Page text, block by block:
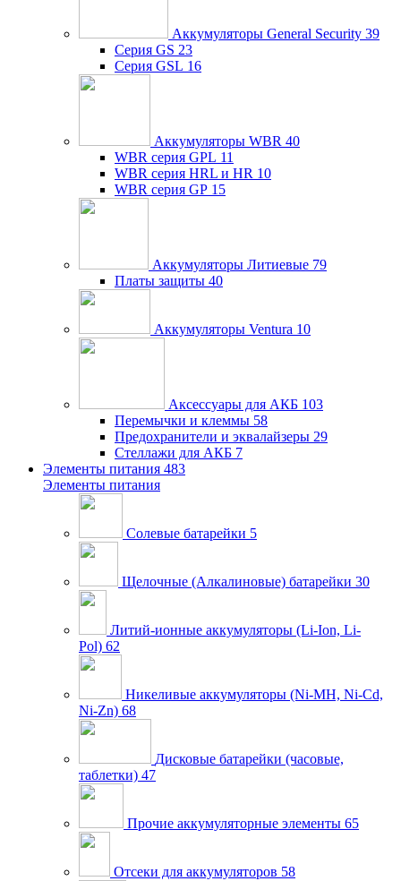
Аккумуляторы General Security 39
Серия GS 23
Серия GSL 16
Аккумуляторы WBR 40
WBR серия GPL 11
WBR серия HRL и HR 10
WBR серия GP 15
Аккумуляторы Литиевые 79
Платы защиты 40
Аккумуляторы Ventura 10
Аксессуары для АКБ 103
Перемычки и клеммы 58
Предохранители и эквалайзеры 29
Стеллажи для АКБ 7
Элементы питания 483
Элементы питания
Солевые батарейки 5
Щелочные (Алкалиновые) батарейки 30
Литий-ионные аккумуляторы (Li-Ion, Li-
Pol) 62
Никеливые аккумуляторы (Ni-MH, Ni-Cd,
Ni-Zn) 68
Дисковые батарейки (часовые,
таблетки) 47
Прочие аккумуляторные элементы 65
Отсеки для аккумуляторов 58